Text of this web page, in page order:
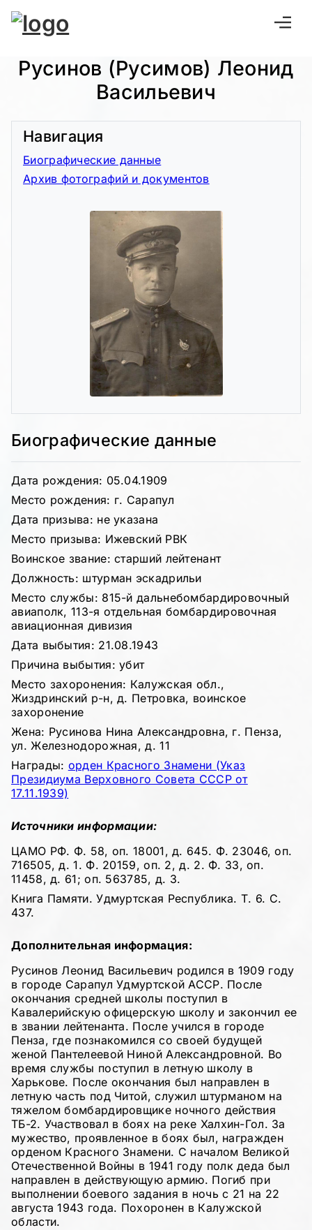
Русинов (Русимов) Леонид
Васильевич
Биографические данные
Дата рождения: 05.04.1909
Место рождения: г. Сарапул
Дата призыва: не указана
Место призыва: Ижевский РВК
Воинское звание: старший лейтенант
Должность: штурман эскадрильи
Место службы: 815-й дальнебомбардировочный
авиаполк, 113-я отдельная бомбардировочная
авиационная дивизия
Дата выбытия: 21.08.1943
Причина выбытия: убит
Место захоронения: Калужская обл.,
Жиздринский р-н, д. Петровка, воинское
захоронение
Жена: Русинова Нина Александровна, г. Пенза,
ул. Железнодорожная, д. 11
Награды: орден Красного Знамени (Указ
Президиума Верховного Совета СССР от
17.11.1939)
Источники информации:
ЦАМО РФ. Ф. 58, оп. 18001, д. 645. Ф. 23046, оп.
716505, д. 1. Ф. 20159, оп. 2, д. 2. Ф. 33, оп.
11458, д. 61; оп. 563785, д. 3.
Книга Памяти. Удмуртская Республика. Т. 6. С.
437.
Дополнительная информация:
Русинов Леонид Васильевич родился в 1909 году
в городе Сарапул Удмуртской АССР. После
окончания средней школы поступил в
Кавалерийскую офицерскую школу и закончил ее
в звании лейтенанта. После учился в городе
Пенза, где познакомился со своей будущей
женой Пантелеевой Ниной Александровной. Во
время службы поступил в летную школу в
Харькове. После окончания был направлен в
летную часть под Читой, служил штурманом на
тяжелом бомбардировщике ночного действия
ТБ-2. Участвовал в боях на реке Халхин-Гол. За
мужество, проявленное в боях был, награжден
орденом Красного Знамени. С началом Великой
Отечественной Войны в 1941 году полк деда был
направлен в действующую армию. Погиб при
выполнении боевого задания в ночь с 21 на 22
августа 1943 года. Похоронен в Калужской
области.
Навигация
Биографические данные
Архив фотографий и документов